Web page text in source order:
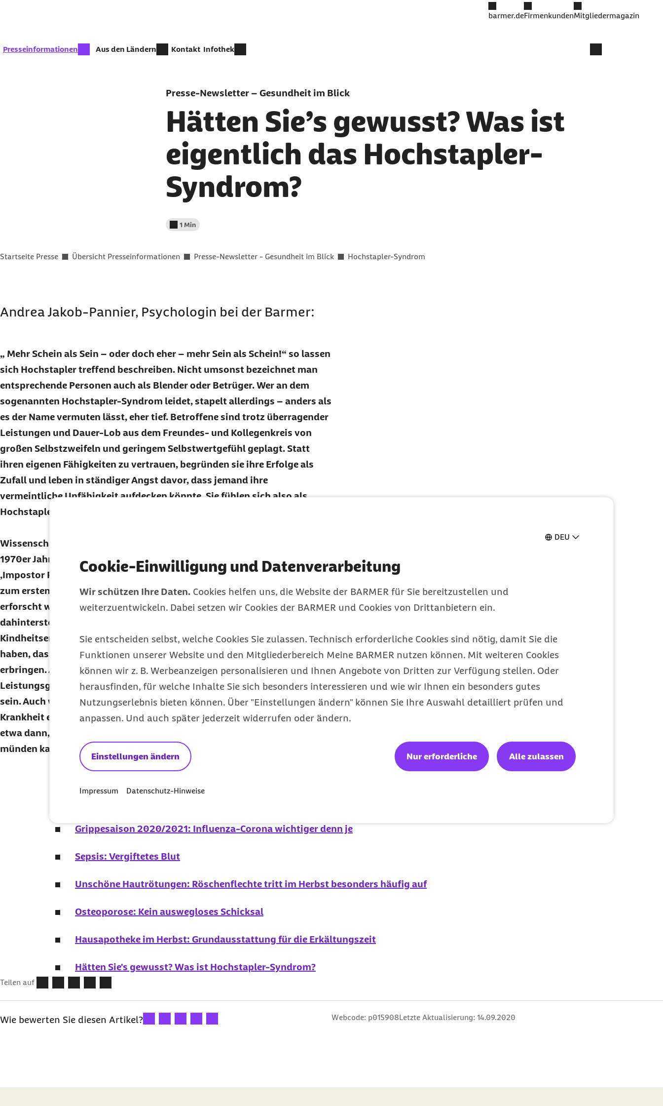
DEU
Cookie-Einwilligung und Datenverarbeitung
Wir schützen Ihre Daten. Cookies helfen uns, die Website der BARMER für Sie bereitzustellen und
weiterzuentwickeln. Dabei setzen wir Cookies der BARMER und Cookies von Drittanbietern ein.
Sie entscheiden selbst, welche Cookies Sie zulassen. Technisch erforderliche Cookies sind nötig, damit Sie die
Funktionen unserer Website und den Mitgliederbereich Meine BARMER nutzen können. Mit weiteren Cookies
können wir z. B. Werbeanzeigen personalisieren und Ihnen Angebote von Dritten zur Verfügung stellen. Oder
herausfinden, für welche Inhalte Sie sich besonders interessieren und wie wir Ihnen ein besonders gutes
Nutzungserlebnis bieten können. Über "Einstellungen ändern" können Sie Ihre Auswahl detailliert prüfen und
anpassen. Und auch später jederzeit widerrufen oder ändern.
Einstellungen ändern Nur erforderliche Alle zulassen
Impressum Datenschutz-Hinweise
barmer.deFirmenkundenMitgliedermagazin
zur Zeit aktiv:
Presseinformationen Aus den Ländern Kontakt Infothek
Presse-Newsletter – Gesundheit im Blick
Hätten Sie’s gewusst? Was ist
eigentlich das Hochstapler-
Syndrom?
Lesedauer weniger als
1 Min
Sie befinden sich hier:
Startseite Presse Übersicht Presseinformationen Presse-Newsletter - Gesundheit im Blick Hochstapler-Syndrom
Andrea Jakob-Pannier, Psychologin bei der Barmer:
Mehr Schein als Sein – oder doch eher – mehr Sein als Schein!“ so lassen
sich Hochstapler treffend beschreiben. Nicht umsonst bezeichnet man
entsprechende Personen auch als Blender oder Betrüger. Wer an dem
sogenannten Hochstapler-Syndrom leidet, stapelt allerdings – anders als
es der Name vermuten lässt, eher tief. Betroffene sind trotz überragender
Leistungen und Dauer-Lob aus dem Freundes- und Kollegenkreis von
großen Selbstzweifeln und geringem Selbstwertgefühl geplagt. Statt
ihren eigenen Fähigkeiten zu vertrauen, begründen sie ihre Erfolge als
Zufall und leben in ständiger Angst davor, dass jemand ihre
vermeintliche Unfähigkeit aufdecken könnte. Sie fühlen sich also als
Hochstapler und sind fest davon überzeugt.
Wissenschaftlich bekannt ist das Hochstapler-Syndrom seit den späten
1970er Jahren. Damals beschrieben zweiUS
-Psychologinnen das
‚Impostor Phenomenon‘(Impostorist das englische Wort für Betrüger)
zum ersten Mal in einer Studie. Obwohl das Phänomen seitdem intensiv
erforscht wurde, ist bis heute nicht eindeutig geklärt, was
dahintersteckt. Viele Forschende vermuten allerdings negative
Kindheitserfahrungen. Etwa, wenn Menschen in ihrem Elternhaus gelernt
haben, dass sie nur dann geliebt werden, wenn sie bestimmte Leistungen
erbringen. Aber auch der empfundene Druck in einer
Leistungsgesellschaft kann eine Ursache des Hochstapler-Syndroms
sein. Auch wenn diese Form des Selbstzweifels nicht grundsätzlich als
Krankheit eingestuft wird, bedarf es manchmal professioneller Hilfe,
etwa dann, wenn es sich selbst verstärkt und in einem
münden kann.
Hier geht's zum kostenlosenAbo
Alle Themen der Ausgabe:
Grippesaison 2020/2021: Influenza-Corona wichtiger denn je
Sepsis: Vergiftetes Blut
Unschöne Hautrötungen: Röschenflechte tritt im Herbst besonders häufig auf
Osteoporose: Kein auswegloses Schicksal
Hausapotheke im Herbst: Grundausstattung für die Erkältungszeit
Hätten Sie's gewusst? Was ist Hochstapler-Syndrom?
Teilen auf
Wie bewerten Sie diesen Artikel?Ihre Bewertung: 1 Stern
Ihre Bewertung: 2 Sterne
Ihre Bewertung: 3 Sterne
Ihre Bewertung: 4 Sterne
Ihre Bewertung: 5 Sterne Webcode: p015908Letzte Aktualisierung: 14.09.2020